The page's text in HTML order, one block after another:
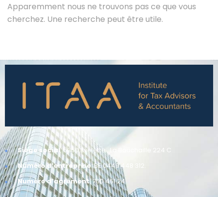
Apparemment nous ne trouvons pas ce que vous
cherchez. Une recherche peut être utile.
Siège social: 5350 Evelette , La Bouchaille 224 C
Numéro d’entreprise: BE 0449 448 312.
Numéro d’agrément: 700 461 24